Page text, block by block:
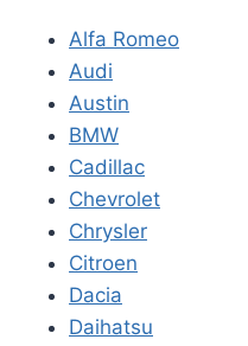
Alfa Romeo
Audi
Austin
BMW
Cadillac
Chevrolet
Chrysler
Citroen
Dacia
Daihatsu